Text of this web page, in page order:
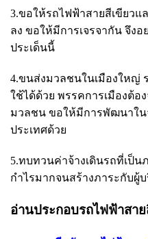
3.ขอให้รถไฟฟ้าสายสีเขียว
ลง ขอให้มีการเจรจากัน จึง
ประเด็นนี้
4.ขนส่งมวลชนในเมืองใหญ่
ใช้ได้ด้วย พรรคการเมืองต้อ
มวลชน ขอให้มีการพัฒนาใน
ประเทศด้วย
5.ทบทวนค่าจ้างเดินรถที่เป็
กำไรมากจนสร้างภาระกับผู้
อ่านประกอบรถไฟฟ้าสา